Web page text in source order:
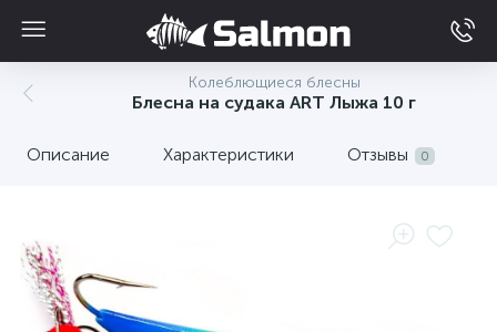
Колеблющиеся блесны
Блесна на судака ART Лыжа 10 г
Описание Характеристики Отзывы 0